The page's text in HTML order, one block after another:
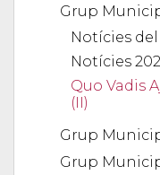
Grup
Notícies
Notícies
Quo Vadis
(II)
Grup
Grup